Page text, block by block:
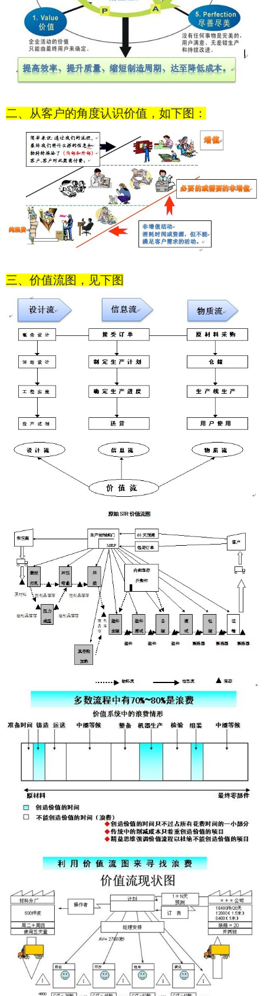
二、从客户的角度认识价值，如下图：
三、价值流图，见下图